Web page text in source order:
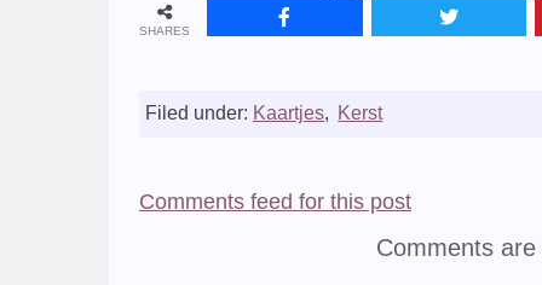
SHARES
Filed under: Kaartjes, Kerst
Comments feed for this post
Comments are